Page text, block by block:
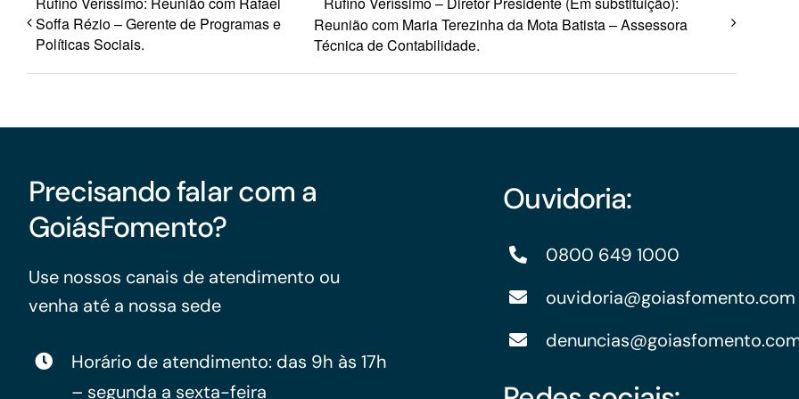
Soffa Rézio – Gerente de Programas e
Políticas Sociais.
Reunião com Maria Terezinha da Mota Batista – Assessora
Técnica de Contabilidade.
Precisando falar com a
GoiásFomento?
Use nossos canais de atendimento ou
venha até a nossa sede
Horário de atendimento: das 9h às 17h
– segunda a sexta-feira
Ouvidoria:
0800 649 1000
ouvidoria@goiasfomento.com